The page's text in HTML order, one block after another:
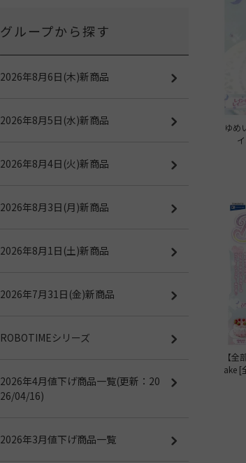
ゆめ
【
ake [
グループから探す
2026年8月6日(木)新商品
2026年8月5日(水)新商品
2026年8月4日(火)新商品
2026年8月3日(月)新商品
2026年8月1日(土)新商品
2026年7月31日(金)新商品
ROBOTIMEシリーズ
2026年4月値下げ商品一覧(更新：20
26/04/16)
2026年3月値下げ商品一覧